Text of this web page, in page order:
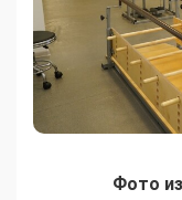
Фото